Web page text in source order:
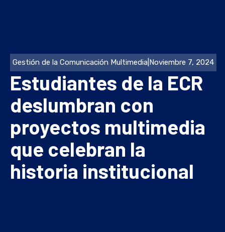
Gestión de la Comunicación Multimedia Noviembre 7, 2024
Estudiantes de la ECR
deslumbran con
proyectos multimedia
que celebran la
historia institucional